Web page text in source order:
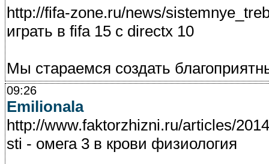
http://fifa-zone.ru/news/
играть в fifa 15 с directx 10
Мы стараемся создать
09:26
Emilionala
http://www.faktorzhizni.ru/articles/
sti - омега 3 в крови физиология